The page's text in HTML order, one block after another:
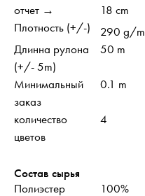
отчет →
18 cm
Плотность (+/-)
290 g/m
Длинна рулона
(+/- 5m)
50 m
Минимальный
заказ
0.1 m
количество
цветов
4
Состав сырья
Полиэстер 100%